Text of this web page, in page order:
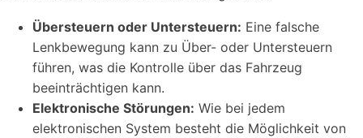
Übersteuern oder Untersteuern: Eine falsche
Lenkbewegung kann zu Über- oder Untersteuern
führen, was die Kontrolle über das Fahrzeug
beeinträchtigen kann.
Elektronische Störungen: Wie bei jedem
elektronischen System besteht die Möglichkeit von